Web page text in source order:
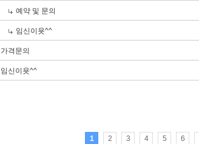
예약 및 문의
임신이욧^^
가격문의
임신이욧^^
1 2 3 4 5 6